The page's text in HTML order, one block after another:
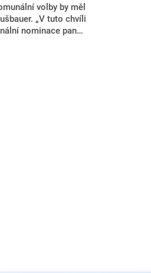
volby by měl
„V tuto chvíli
nominace pana
uvedl pro
ANO Martin
jako o